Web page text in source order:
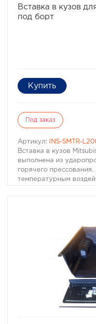
Вставка в кузов
под борт
Под заказ
Артикул:
INS-SMTR-
Вставка в кузов
выполнена из
горячего
температурным